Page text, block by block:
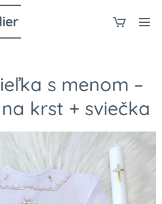
s menom –
krst + sviečka